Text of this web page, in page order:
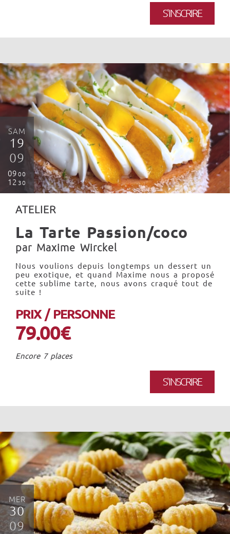
S'INSCRIRE
SAM
19
09
09 00
12 30
ATELIER
La Tarte Passion/coco
par Maxime Wirckel
Nous voulions depuis longtemps un dessert un
peu exotique, et quand Maxime nous a proposé
cette sublime tarte, nous avons craqué tout de
suite !
PRIX / PERSONNE
79.00€
Encore 7 places
S'INSCRIRE
MER
30
09